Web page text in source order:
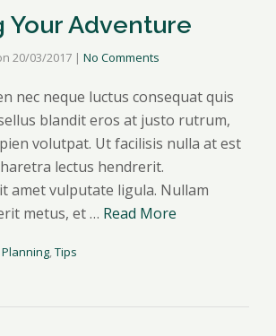
Your Adventure
20/03/2017 | No Comments
nec neque luctus consequat quis
blandit eros at justo rutrum,
volutpat. Ut facilisis nulla at est
lectus hendrerit.
amet vulputate ligula. Nullam
metus, et … Read More
Planning Tips